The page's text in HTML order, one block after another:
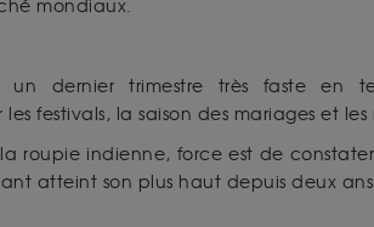
mondiaux.
un dernier trimestre très faste en
festivals, la saison des mariages et les
roupie indienne, force est de
atteint son plus haut depuis deux